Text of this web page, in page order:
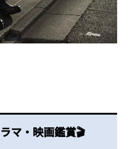
マ・映画鑑賞🎬